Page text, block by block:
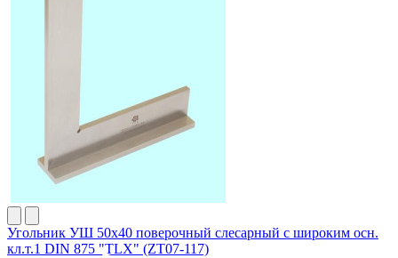
Угольник УШ 50х40 поверочный слесарный с широким осн.
кл.т.1 DIN 875 "TLX" (ZT07-117)